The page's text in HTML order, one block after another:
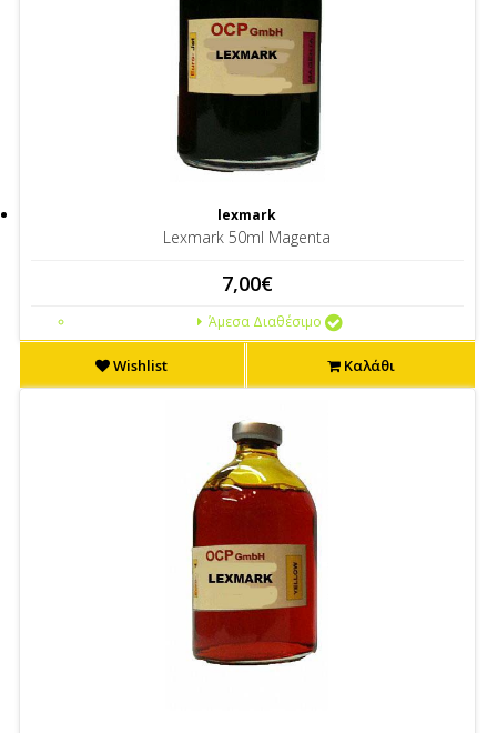
lexmark
Lexmark 50ml Magenta
7,00€
Άμεσα Διαθέσιμο
Wishlist Καλάθι